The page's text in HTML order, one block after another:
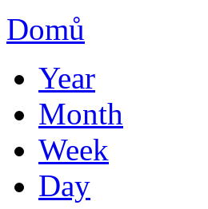
Domů
Year
Month
Week
Day